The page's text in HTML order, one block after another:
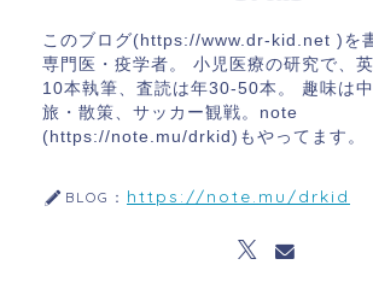
このブログ(https://www.dr-kid.net )を
専門医・疫学者。 小児医療の研究で、
10本執筆、査読は年30-50本。 趣味は中
旅・散策、サッカー観戦。note
(https://note.mu/drkid)もやってます。
BLOG： https://note.mu/drkid